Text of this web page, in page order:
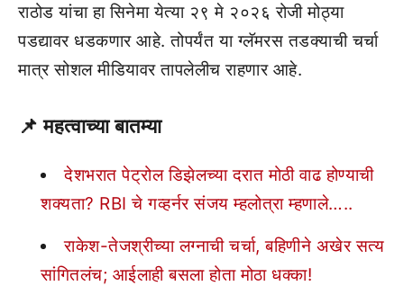
राठोड यांचा हा सिनेमा येत्या २९ मे २०२६ रोजी मोठ्या
पडद्यावर धडकणार आहे. तोपर्यंत या ग्लॅमरस तडक्याची चर्चा
मात्र सोशल मीडियावर तापलेलीच राहणार आहे.
📌महत्वाच्या बातम्या
देशभरात पेट्रोल डिझेलच्या दरात मोठी वाढ होण्याची
शक्यता? RBI चे गव्हर्नर संजय म्हलोत्रा म्हणाले…..
राकेश-तेजश्रीच्या लग्नाची चर्चा, बहिणीने अखेर सत्य
सांगितलंच; आईलाही बसला होता मोठा धक्का!